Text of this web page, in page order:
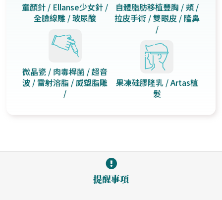
童顏針 / Ellanse少女針 /
全臉線雕 / 玻尿酸
微晶瓷 / 肉毒桿菌 / 超音
波 / 雷射溶脂 / 威塑脂雕
/
自體脂肪移植豐胸 / 頰 /
拉皮手術 / 雙眼皮 / 隆鼻
/
果凍硅膠隆乳 / Artas植
髮
提醒事項